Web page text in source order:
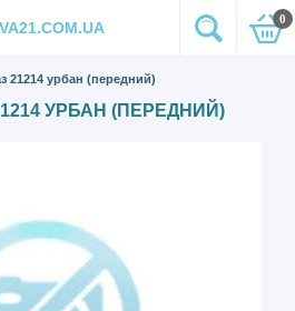
0
21214 урбан (передний)
УРБАН (ПЕРЕДНИЙ)